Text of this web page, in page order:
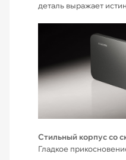
деталь выражает
Стильный корпус со
Гладкое